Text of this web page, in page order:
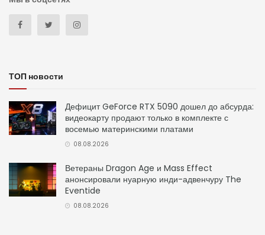
ТОП новости
Дефицит GeForce RTX 5090 дошел до абсурда:
видеокарту продают только в комплекте с
восемью материнскими платами
08.08.2026
Ветераны Dragon Age и Mass Effect
анонсировали нуарную инди-адвенчуру The
Eventide
08.08.2026